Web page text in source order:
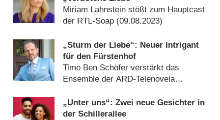
Miriam Lahnstein stößt zum Hauptcast
der RTL-Soap (09.08.2023)
„Sturm der Liebe“: Neuer Intrigant
für den Fürstenhof
Timo Ben Schöfer verstärkt das
Ensemble der ARD-Telenovela
„Unter uns“: Zwei neue Gesichter in
der Schillerallee